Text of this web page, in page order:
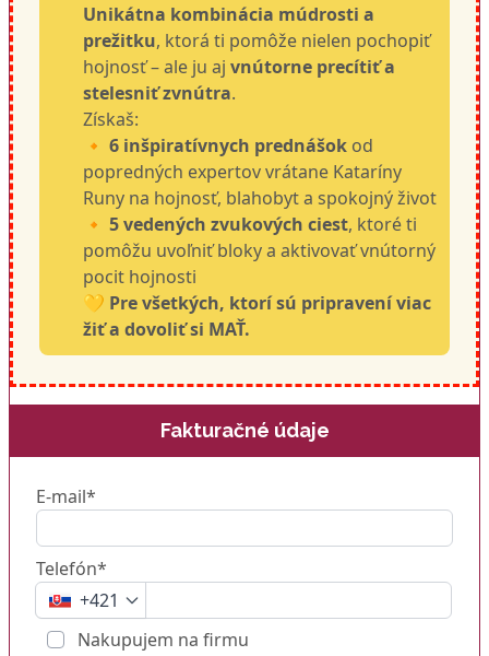
Unikátna kombinácia múdrosti a
prežitku, ktorá ti pomôže nielen pochopiť
hojnosť – ale ju aj vnútorne precítiť a
stelesniť zvnútra.
Získaš:
🔸 6 inšpiratívnych prednášok od
popredných expertov vrátane Kataríny
Runy na hojnosť, blahobyt a spokojný život
🔸 5 vedených zvukových ciest, ktoré ti
pomôžu uvoľniť bloky a aktivovať vnútorný
pocit hojnosti
💛 Pre všetkých, ktorí sú pripravení viac
žiť a dovoliť si MAŤ.
Fakturačné údaje
E-mail*
Telefón*
+421
Nakupujem na firmu